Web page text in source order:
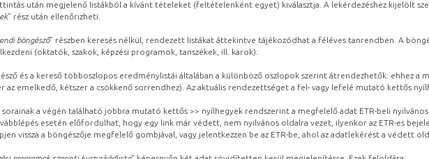
után megjelenő listákból a kívánt tételeket (feltételenként egyet) kiválasztja. A lekérdezéshez kijelölt
” rész után ellenőrizheti.
böngésző” részben keresés nélkül, rendezett listákat áttekintve tájékozódhat a féléves tanrendben. A
(oktatók, szakok, képzési programok, tanszékek, ill. karok).
és a kereső többoszlopos eredménylistái általában a különböző oszlopok szerint átrendezhetők: ehhez a
az emelkedő, kétszer a csökkenő sorrendhez). Az aktuális rendezettséget a fel- vagy lefelé mutató kettős
sorainak a végén található jobbra mutató kettős >> nyílhegyek rendszerint a megfelelő adat ETR-beli
esetén előfordulhat, hogy egy link már védett, nem nyilvános oldalra vezet, ilyenkor az ETR-es
vissza a böngészője megfelelő gombjával, vagy jelentkezzen be az ETR-be, ahol az adatlekérést a védett